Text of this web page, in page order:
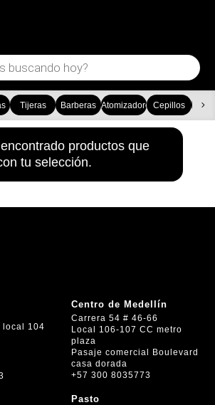
Tijeras Barberas AtomizadoresCepillos
productos que
tu selección.
local 104
Centro de Medellín
Carrera 54 # 46-66
Local 106-107 CC metro
plaza
Pasaje comercial Boulevard
casa dorada
+57 300 8035773
Pasto